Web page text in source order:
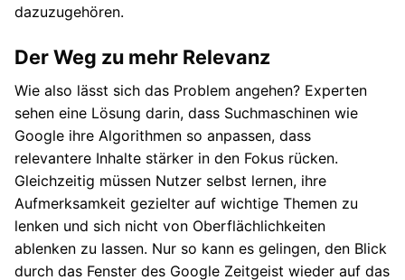
dazuzugehören.
Der Weg zu mehr Relevanz
Wie also lässt sich das Problem angehen? Experten
sehen eine Lösung darin, dass Suchmaschinen wie
Google ihre Algorithmen so anpassen, dass
relevantere Inhalte stärker in den Fokus rücken.
Gleichzeitig müssen Nutzer selbst lernen, ihre
Aufmerksamkeit gezielter auf wichtige Themen zu
lenken und sich nicht von Oberflächlichkeiten
ablenken zu lassen. Nur so kann es gelingen, den Blick
durch das Fenster des Google Zeitgeist wieder auf das